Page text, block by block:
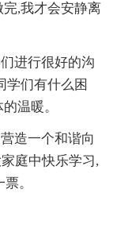
,我才会安静离
进行很好的沟
学们有什么困
温暖。
造一个和谐向
庭中快乐学习,
。